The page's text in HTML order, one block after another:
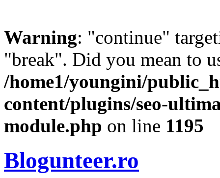
Warning: "continue"
"break". Did you mean to
/home1/youngini/
content/plugins/seo-
module.php on line 1195
Blogunteer.ro